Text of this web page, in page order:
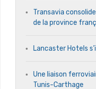
Transavia
de la province
Lancaster Hotels
Une liaison
Tunis-Carthage